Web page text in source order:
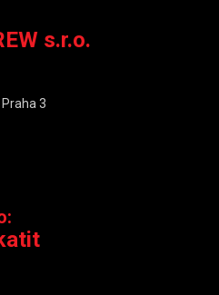
s.r.o.
3